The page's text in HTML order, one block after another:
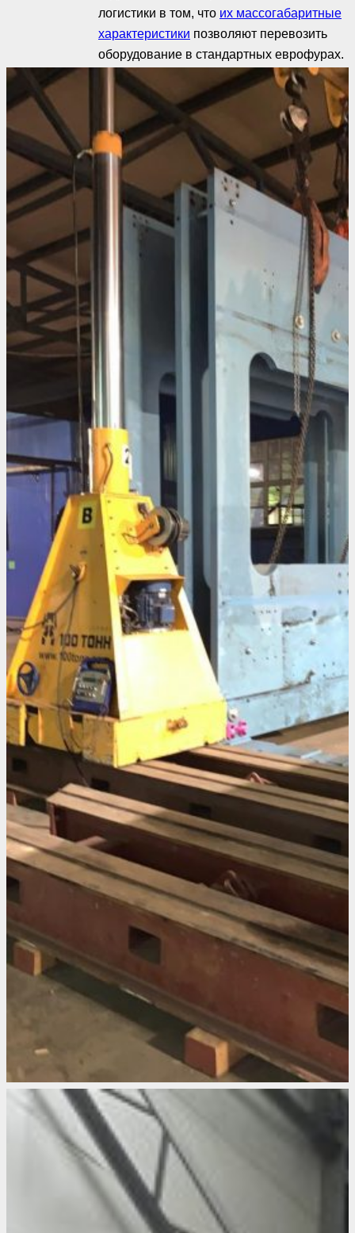
логистики в том, что их массогабаритные
характеристики позволяют перевозить
оборудование в стандартных еврофурах.